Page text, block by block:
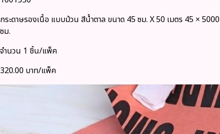
กระดาษรองเนื้อ แบบม้วน สีน้ำตาล ขนาด 45 ซม. X 50 เมตร 45 × 5000
ซม.
จำนวน 1 ชิ้น/แพ็ค
320.00 บาท/แพ็ค